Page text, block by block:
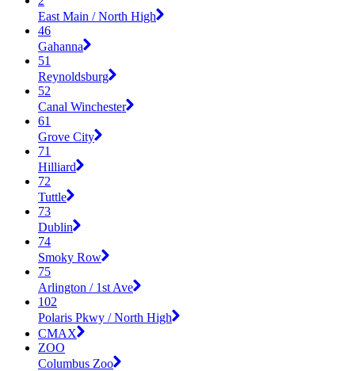
East Main / North High
46
Gahanna
51
Reynoldsburg
52
Canal Winchester
61
Grove City
71
Hilliard
72
Tuttle
73
Dublin
74
Smoky Row
75
Arlington / 1st Ave
102
Polaris Pkwy / North High
CMAX
ZOO
Columbus Zoo